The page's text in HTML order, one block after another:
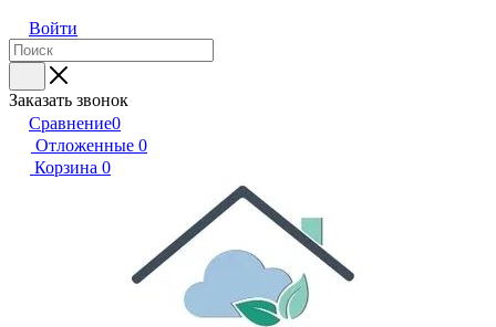
Войти
Заказать звонок
Сравнение0
Отложенные 0
Корзина 0